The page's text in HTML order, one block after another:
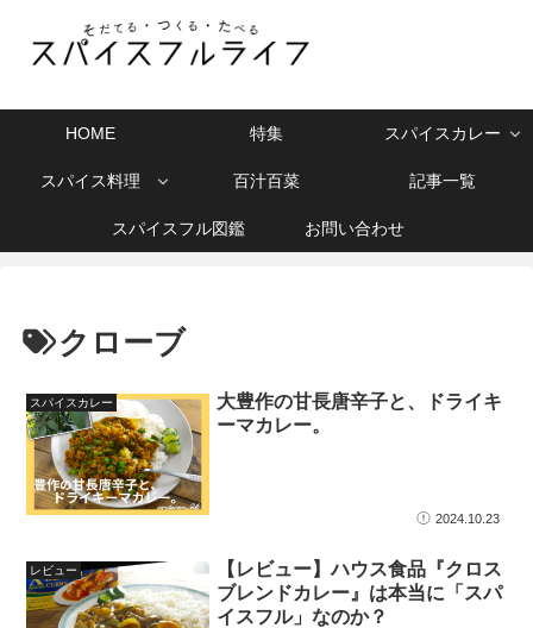
HOME 特集 スパイスカレー
スパイス料理 百汁百菜 記事一覧
スパイスフル図鑑 お問い合わせ
クローブ
スパイスカレー
大豊作の甘長唐辛子と、ドライキ
ーマカレー。
2024.10.23
レビュー
【レビュー】ハウス食品『クロス
ブレンドカレー』は本当に「スパ
イスフル」なのか？